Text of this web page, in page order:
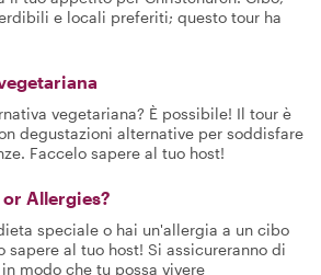
e locali preferiti; questo tour ha
vegetariana? È possibile! Il tour è
degustazioni alternative per soddisfare
Faccelo sapere al tuo host!
Allergies?
speciale o hai un'allergia a un cibo
sapere al tuo host! Si assicureranno di
modo che tu possa vivere